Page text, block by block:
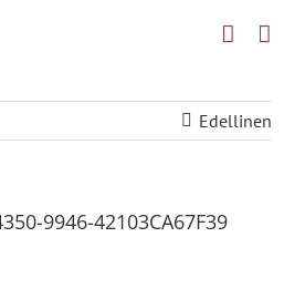
Edellinen
9946-42103CA67F39